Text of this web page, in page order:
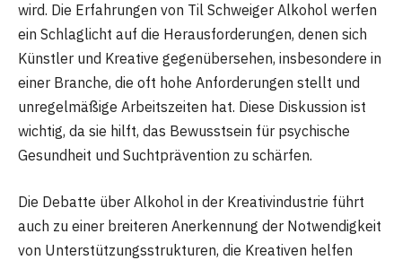
wird. Die Erfahrungen von Til Schweiger Alkohol werfen
ein Schlaglicht auf die Herausforderungen, denen sich
Künstler und Kreative gegenübersehen, insbesondere in
einer Branche, die oft hohe Anforderungen stellt und
unregelmäßige Arbeitszeiten hat. Diese Diskussion ist
wichtig, da sie hilft, das Bewusstsein für psychische
Gesundheit und Suchtprävention zu schärfen.
Die Debatte über Alkohol in der Kreativindustrie führt
auch zu einer breiteren Anerkennung der Notwendigkeit
von Unterstützungsstrukturen, die Kreativen helfen